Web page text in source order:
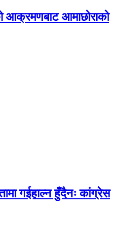
आक्रमणबाट आमाछोराको
गईहाल्न हुँदैनः कांग्रेस